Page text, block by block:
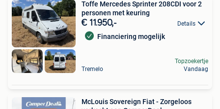
Toffe Mercedes Sprinter 208CDI voor 2
personen met keuring
€ 11.950,- Details
Financiering mogelijk
Tremelo
Topzoekertje
Vandaag
McLouis Sovereign Fiat - Zorgeloos